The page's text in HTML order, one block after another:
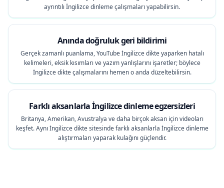
ayrıntılı İngilizce dinleme çalışmaları yapabilirsin.
Anında doğruluk geri bildirimi
Gerçek zamanlı puanlama, YouTube İngilizce dikte yaparken hatalı
kelimeleri, eksik kısımları ve yazım yanlışlarını işaretler; böylece
İngilizce dikte çalışmalarını hemen o anda düzeltebilirsin.
Farklı aksanlarla İngilizce dinleme egzersizleri
Britanya, Amerikan, Avustralya ve daha birçok aksan için videoları
keşfet. Aynı İngilizce dikte sitesinde farklı aksanlarla İngilizce dinleme
alıştırmaları yaparak kulağını güçlendir.